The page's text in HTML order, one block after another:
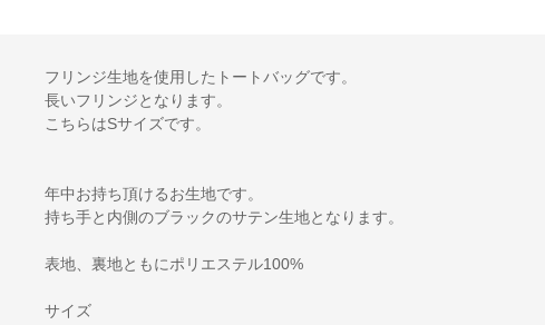
フリンジ生地を使用したトートバッグです。
長いフリンジとなります。
こちらはSサイズです。
年中お持ち頂けるお生地です。
持ち手と内側のブラックのサテン生地となります。
表地、裏地ともにポリエステル100%
サイズ